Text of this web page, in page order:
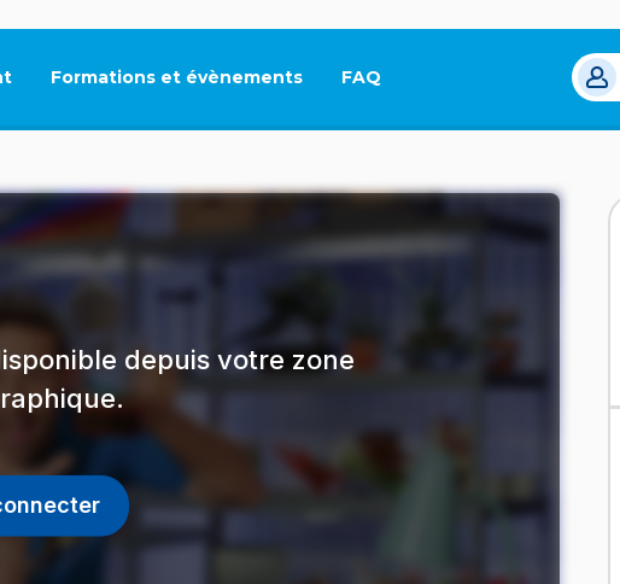
Formations et évènements FAQ
Ce lien s'ouvrira dans un
depuis votre zone